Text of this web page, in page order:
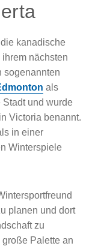
kanadische
nächsten
sogenannten
als
Stadt und wurde
Victoria benannt.
in einer
Winterspiele
planen und dort
zu
Palette an